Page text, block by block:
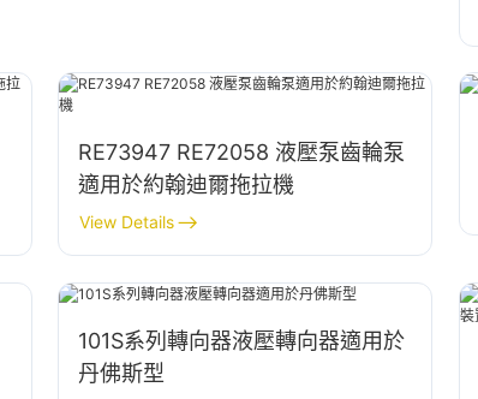
RE73947 RE72058 液壓泵齒輪泵
適用於約翰迪爾拖拉機
View Details
101S系列轉向器液壓轉向器適用於
丹佛斯型